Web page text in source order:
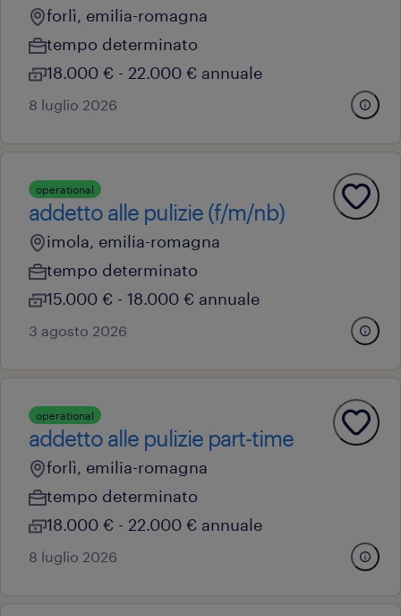
forlì, emilia-romagna
tempo determinato
18.000 € - 22.000 € annuale
8 luglio 2026
operational
addetto alle pulizie (f/m/nb)
imola, emilia-romagna
tempo determinato
15.000 € - 18.000 € annuale
3 agosto 2026
operational
addetto alle pulizie part-time
forlì, emilia-romagna
tempo determinato
18.000 € - 22.000 € annuale
8 luglio 2026